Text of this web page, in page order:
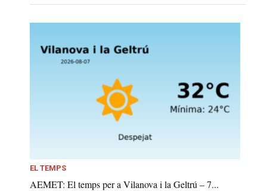
EL TEMPS
AEMET: El temps per a Vilanova i la Geltrú – 7...